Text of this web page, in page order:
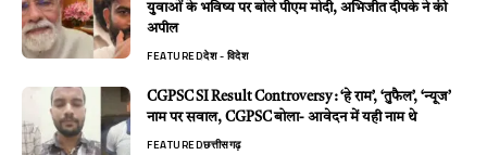
युवाओं के भविष्य पर बोले पीएम मोदी, अभिजीत दीपके ने की
अपील
FEATUREDदेश - विदेश
CGPSC SI Result Controversy : ‘हे राम’, ‘तुफैल’, ‘न्यूज’
नाम पर सवाल, CGPSC बोला- आवेदन में यही नाम थे
FEATUREDछत्तीसगढ़